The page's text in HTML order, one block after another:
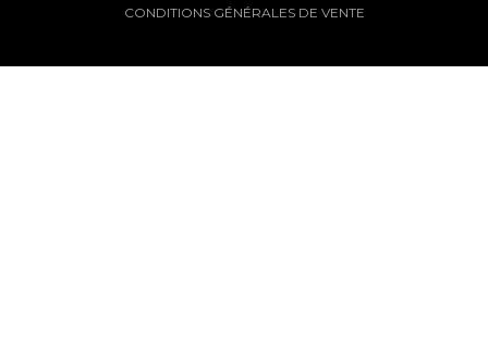
CONDITIONS GÉNÉRALES DE VENTE